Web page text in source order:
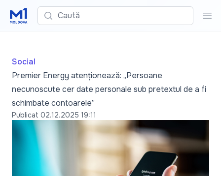
Caută
Social
Premier Energy atenționează: „Persoane
necunoscute cer date personale sub pretextul de a fi
schimbate contoarele”
Publicat 02.12.2025 19:11